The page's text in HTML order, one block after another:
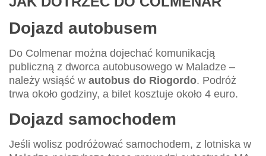
Dojazd autobusem
Do Colmenar można dojechać komunikacją
publiczną z dworca autobusowego w Maladze –
należy wsiąść w autobus do Riogordo. Podróż
trwa około godziny, a bilet kosztuje około 4 euro.
Dojazd samochodem
Jeśli wolisz podróżować samochodem, z lotniska w